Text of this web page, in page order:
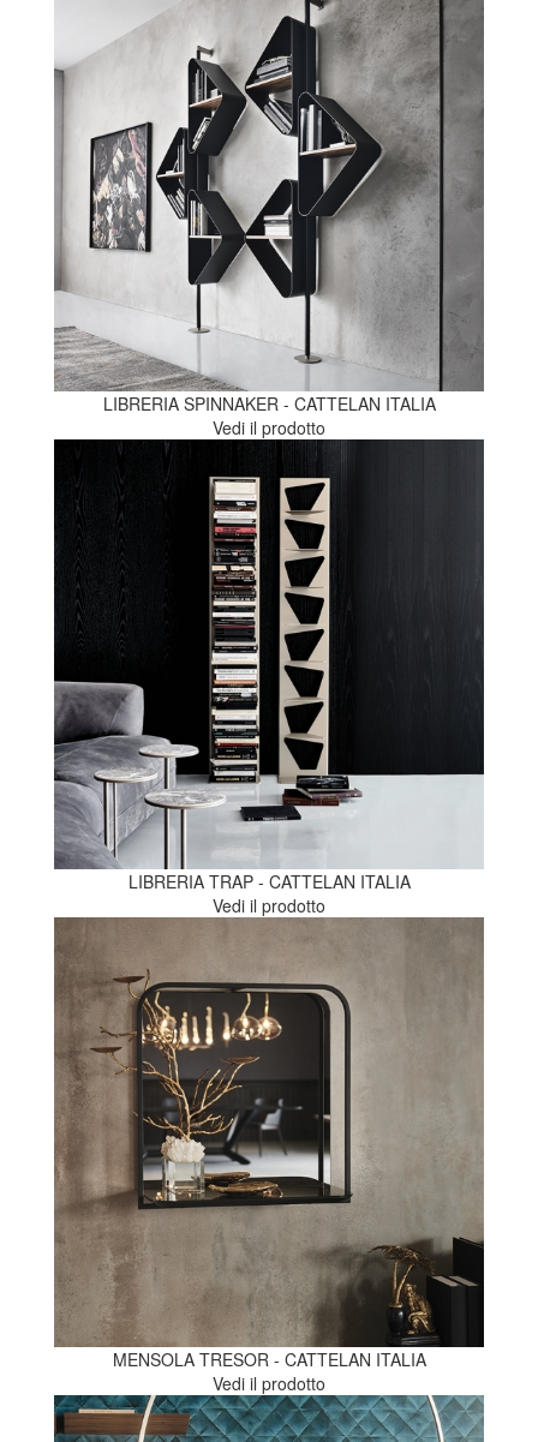
LIBRERIA SPINNAKER - CATTELAN ITALIA
Vedi il prodotto
LIBRERIA TRAP - CATTELAN ITALIA
Vedi il prodotto
MENSOLA TRESOR - CATTELAN ITALIA
Vedi il prodotto